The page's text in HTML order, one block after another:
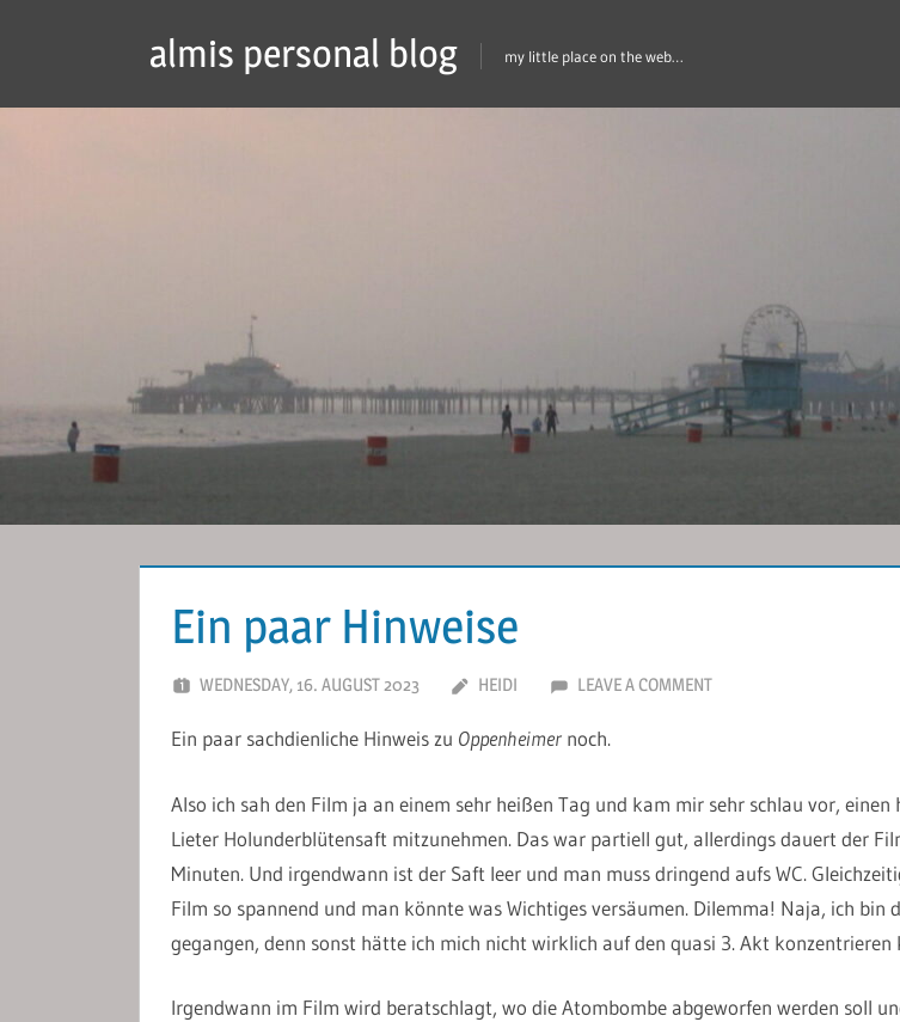
almis personal blog my little place on the web…
Ein paar Hinweise
WEDNESDAY, 16. AUGUST 2023 HEIDI LEAVE A COMMENT
Ein paar sachdienliche Hinweis zu Oppenheimernoch.
Also ich sah den Film ja an einem sehr heißen Tag und kam mir sehr schlau vor, einen
Lieter Holunderblütensaft mitzunehmen. Das war partiell gut, allerdings dauert der
Minuten. Und irgendwann ist der Saft leer und man muss dringend aufs WC.
Film so spannend und man könnte was Wichtiges versäumen. Dilemma! Naja, ich bin
gegangen, denn sonst hätte ich mich nicht wirklich auf den quasi 3. Akt konzentrieren
Irgendwann im Film wird beratschlagt, wo die Atombombe abgeworfen werden soll